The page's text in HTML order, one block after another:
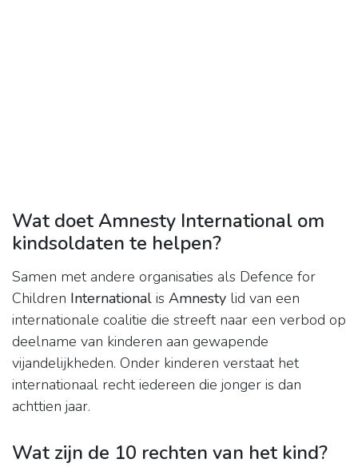
Wat doet Amnesty International om
kindsoldaten te helpen?
Samen met andere organisaties als Defence for
Children International is Amnesty lid van een
internationale coalitie die streeft naar een verbod op
deelname van kinderen aan gewapende
vijandelijkheden. Onder kinderen verstaat het
internationaal recht iedereen die jonger is dan
achttien jaar.
Wat zijn de 10 rechten van het kind?